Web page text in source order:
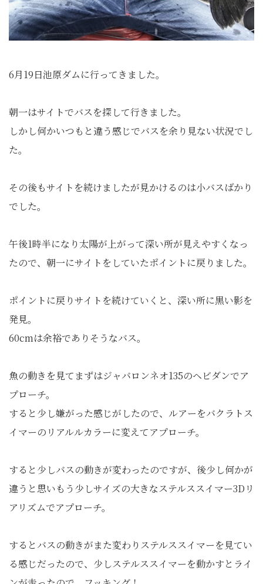
6月19日池原ダムに行ってきました。
朝一はサイトでバスを探して行きました。
しかし何かいつもと違う感じでバスを余り見ない状況でし
た。
その後もサイトを続けましたが見かけるのは小バスばかり
でした。
午後1時半になり太陽が上がって深い所が見えやすくなっ
たので、朝一にサイトをしていたポイントに戻りました。
ポイントに戻りサイトを続けていくと、深い所に黒い影を
発見。
60cmは余裕でありそうなバス。
魚の動きを見てまずはジャバロンネオ135のヘビダンでア
プローチ。
すると少し嫌がった感じがしたので、ルアーをバクラトス
イマーのリアルルカラーに変えてアプローチ。
すると少しバスの動きが変わったのですが、後少し何かが
違うと思いもう少しサイズの大きなステルススイマー3Dリ
アリズムでアプローチ。
するとバスの動きがまた変わりステルススイマーを見てい
る感じだったので、少しステルススイマーを動かすとライ